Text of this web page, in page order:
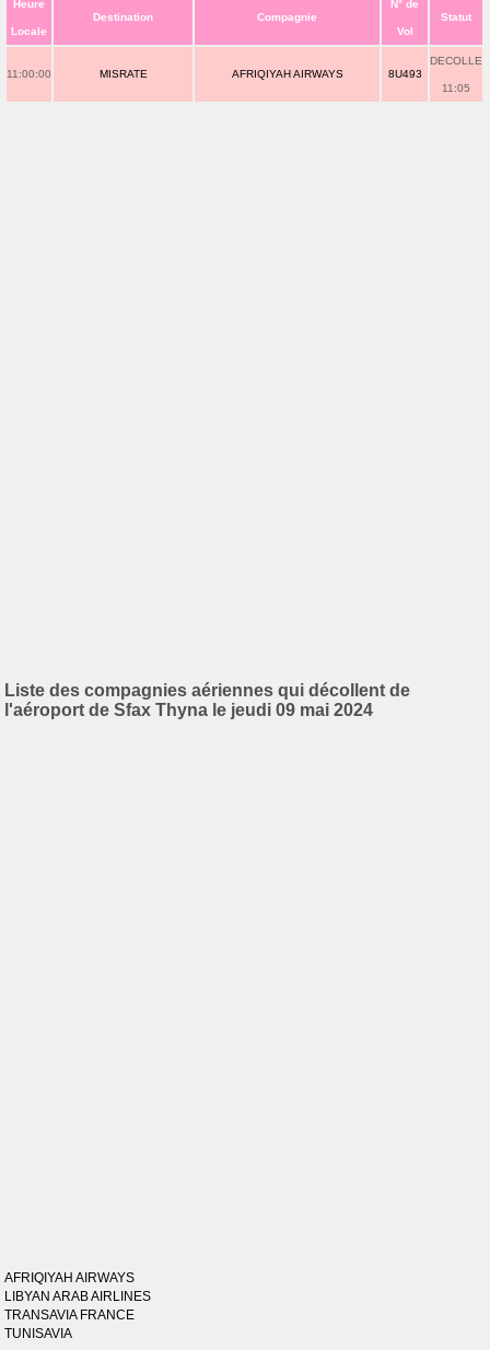
Heure
Locale
Destination Compagnie
N° de
Vol
Statut
11:00:00 MISRATE AFRIQIYAH AIRWAYS 8U493
DECOLLE
11:05
Liste des compagnies aériennes qui décollent de
l'aéroport de Sfax Thyna le jeudi 09 mai 2024
AFRIQIYAH AIRWAYS
LIBYAN ARAB AIRLINES
TRANSAVIA FRANCE
TUNISAVIA